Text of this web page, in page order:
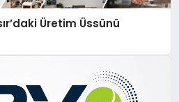
Üretim Üssünü